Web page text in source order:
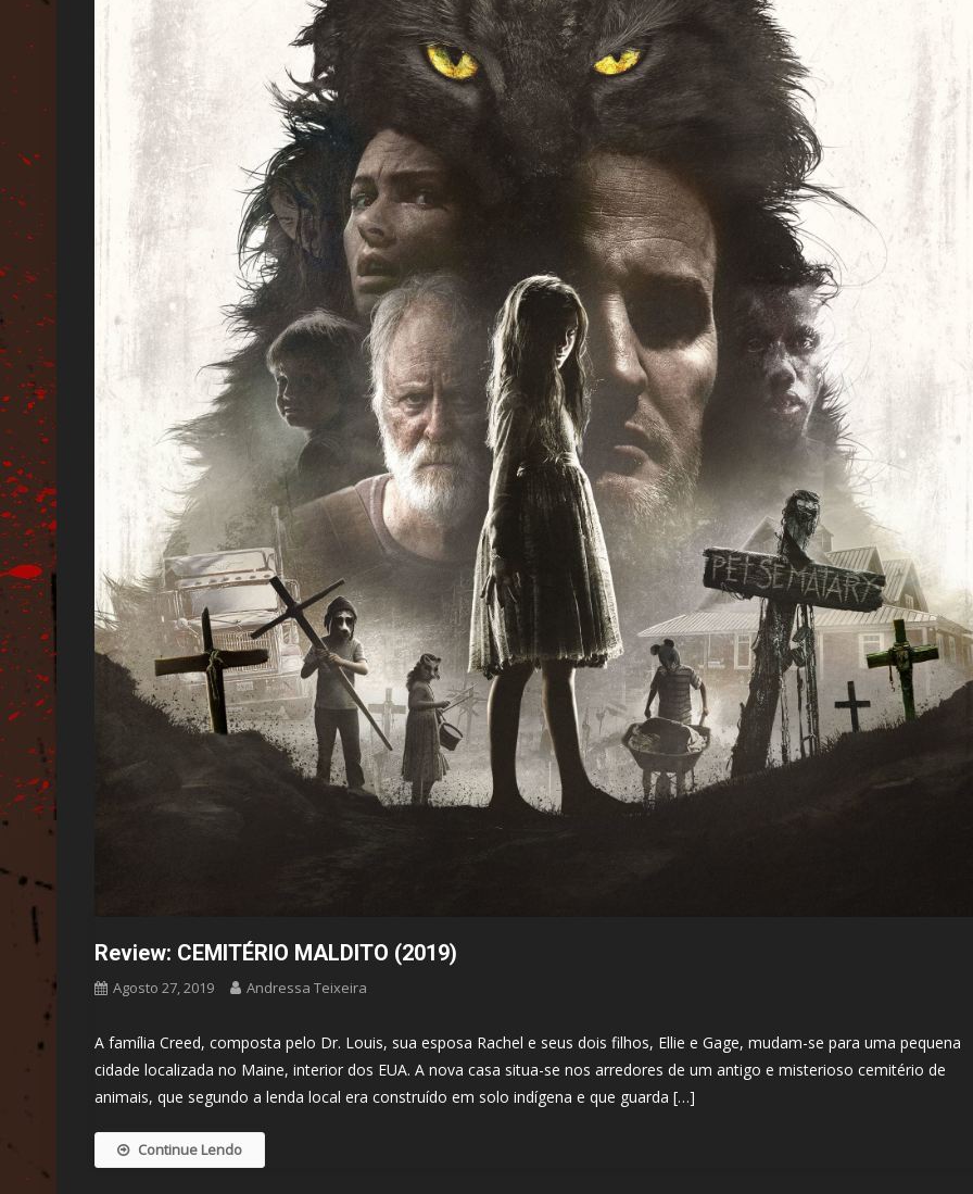
Review: CEMITÉRIO MALDITO (2019)
Agosto 27, 2019 Andressa Teixeira
A família Creed, composta pelo Dr. Louis, sua esposa Rachel e seus dois filhos, Ellie e Gage, mudam-se para uma pequena
cidade localizada no Maine, interior dos EUA. A nova casa situa-se nos arredores de um antigo e misterioso cemitério de
animais, que segundo a lenda local era construído em solo indígena e que guarda […]
Continue Lendo